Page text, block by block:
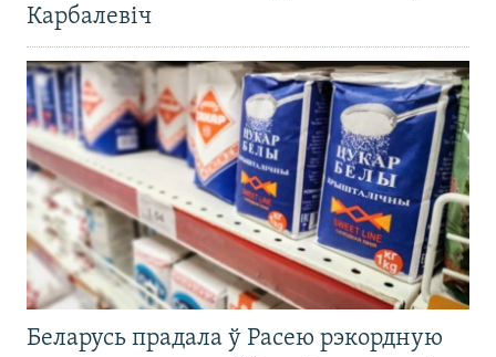
Карбалевіч
Беларусь прадала ў Расею рэкордную